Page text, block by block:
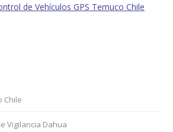
de Vehículos GPS Temuco Chile
Chile
Vigilancia Dahua